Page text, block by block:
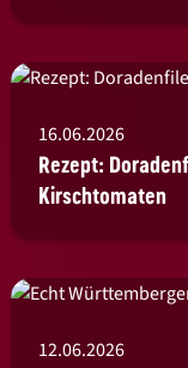
16.06.2026
Rezept:
Kirschtomaten
12.06.2026